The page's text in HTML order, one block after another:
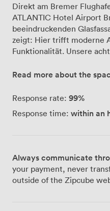
Direkt am Bremer
ATLANTIC Hotel Airport
beeindruckenden
zeigt: Hier trifft moderne
Funktionalität. Unsere
Personen, sondern auch
Raum "Lilienthal" – mit
ganz besondere
Ausstattung haben wir
und kostenloses WLAN
selbstverständlich. Nach intensiven Arbeitssitzungen
Read more about the
Response rate: 99%
Response time: within an
Always communicate
your payment, never
outside of the Zipcube